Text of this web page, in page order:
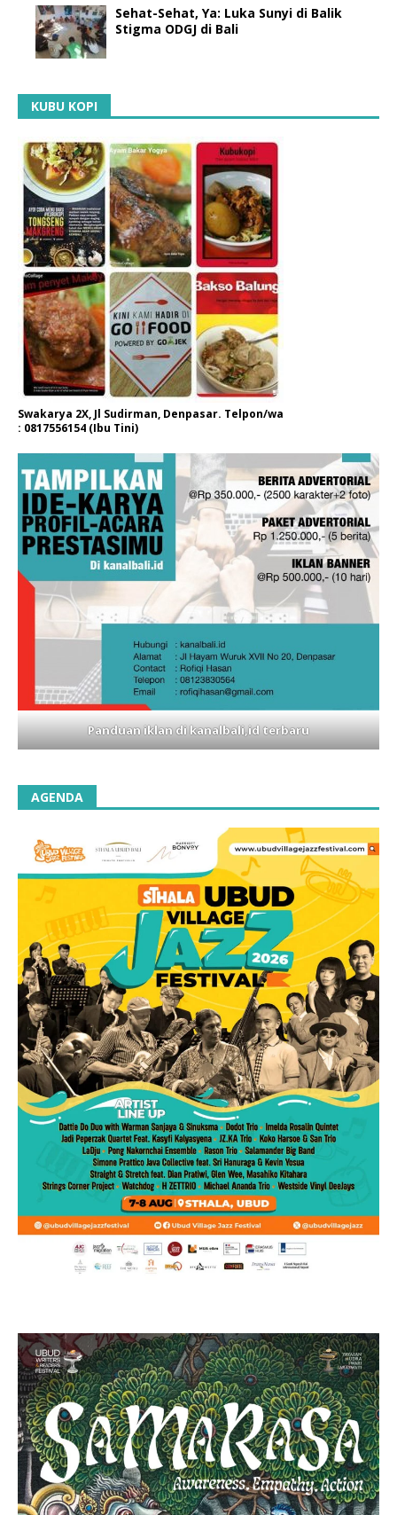
Sehat-Sehat, Ya: Luka Sunyi di Balik
Stigma ODGJ di Bali
KUBU KOPI
Swakarya 2X, Jl Sudirman, Denpasar. Telpon/wa
: 0817556154 (Ibu Tini)
Panduan iklan di kanalbali,id terbaru
AGENDA